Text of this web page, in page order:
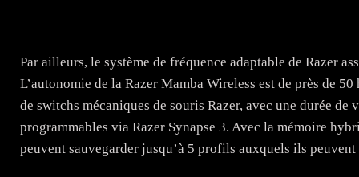
Par ailleurs, le système de fréquence adaptable de Razer
L’autonomie de la Razer Mamba Wireless est de près de
de switchs mécaniques de souris Razer, avec une durée
programmables via Razer Synapse 3. Avec la mémoire
peuvent sauvegarder jusqu’à 5 profils auxquels ils